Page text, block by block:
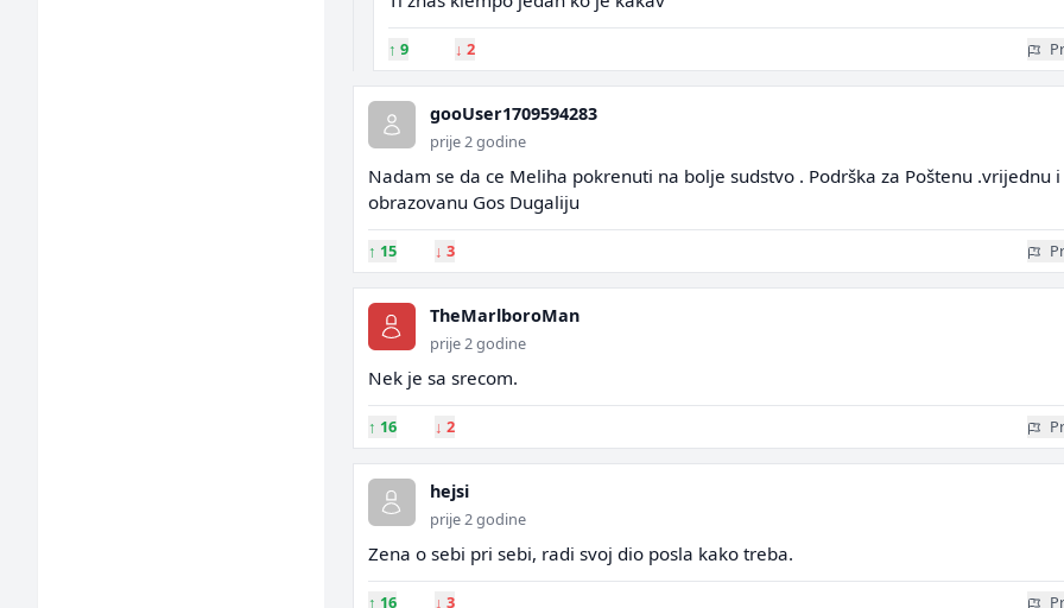
↑ 9 ↓ 2
gooUser1709594283
prije 2 godine
Nadam se da ce Meliha pokrenuti na bolje sudstvo . Podrška za Poštenu .vrijednu i
obrazovanu Gos Dugaliju
↑ 15 ↓ 3
TheMarlboroMan
prije 2 godine
Nek je sa srecom.
↑ 16 ↓ 2
hejsi
prije 2 godine
Zena o sebi pri sebi, radi svoj dio posla kako treba.
↑ 16 ↓ 3